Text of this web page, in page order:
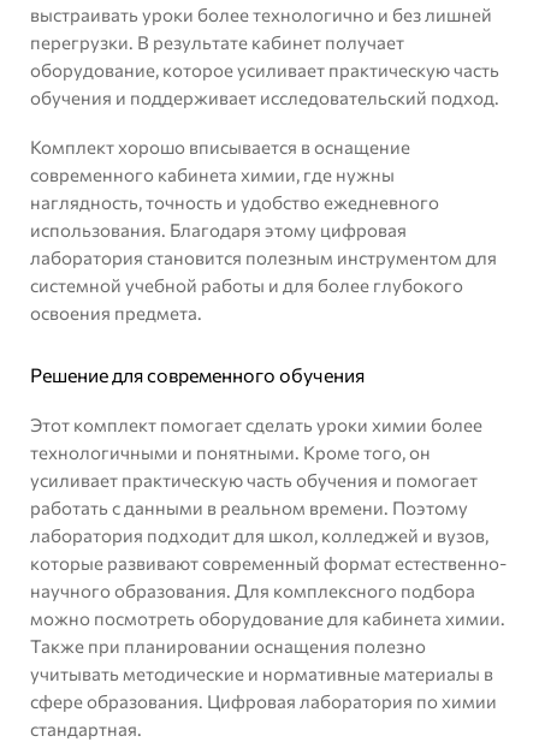
выстраивать уроки более технологично и без лишней
перегрузки. В результате кабинет получает
оборудование, которое усиливает практическую часть
обучения и поддерживает исследовательский подход.
Комплект хорошо вписывается в оснащение
современного кабинета химии, где нужны
наглядность, точность и удобство ежедневного
использования. Благодаря этому цифровая
лаборатория становится полезным инструментом для
системной учебной работы и для более глубокого
освоения предмета.
Решение для современного обучения
Этот комплект помогает сделать уроки химии более
технологичными и понятными. Кроме того, он
усиливает практическую часть обучения и помогает
работать с данными в реальном времени. Поэтому
лаборатория подходит для школ, колледжей и вузов,
которые развивают современный формат естественно-
научного образования. Для комплексного подбора
можно посмотреть оборудование для кабинета химии.
Также при планировании оснащения полезно
учитывать методические и нормативные материалы в
сфере образования. Цифровая лаборатория по химии
стандартная.